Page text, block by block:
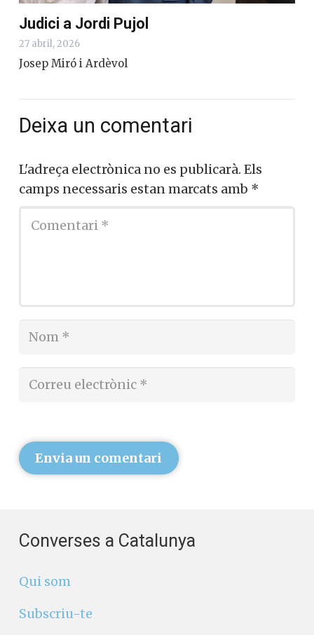
Judici a Jordi Pujol
27 abril, 2026
Josep Miró i Ardèvol
Deixa un comentari
L'adreça electrònica no es publicarà. Els
camps necessaris estan marcats amb *
Envia un comentari
Converses a Catalunya
Qui som
Subscriu-te